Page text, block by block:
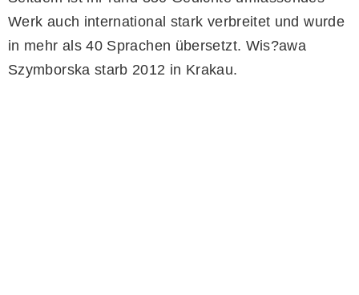
Werk auch international stark verbreitet und wurde
in mehr als 40 Sprachen übersetzt. Wis?awa
Szymborska starb 2012 in Krakau.